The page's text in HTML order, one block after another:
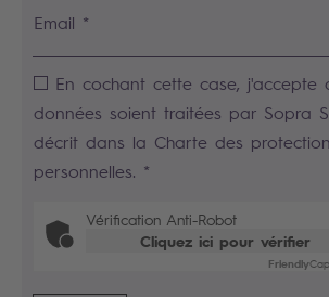
Email *
En cochant cette case, j'accepte
données soient traitées par Sopra
décrit dans la Charte des
personnelles. *
Vérification Anti-Robot
Cliquez ici pour vérifier
Friendly